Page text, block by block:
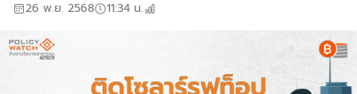
26 พ.ย. 2568 11:34 น.